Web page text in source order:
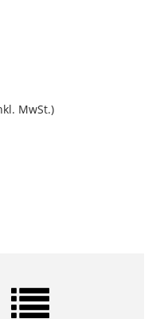
MwSt.)